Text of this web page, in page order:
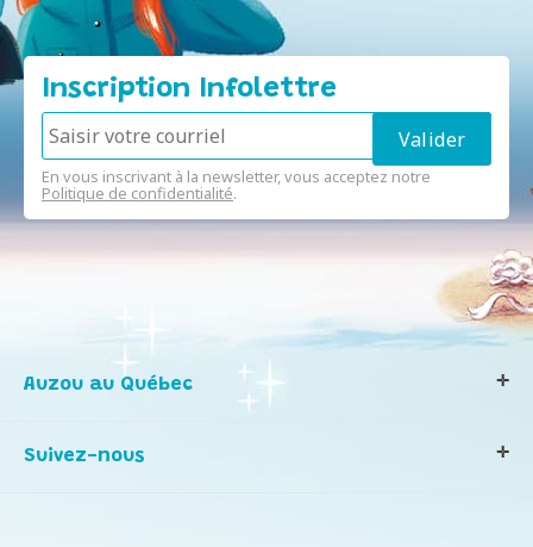
Inscription Infolettre
En vous inscrivant à la newsletter, vous acceptez notre
Politique de confidentialité.
Auzou au Québec
Notre histoire
Suivez-nous